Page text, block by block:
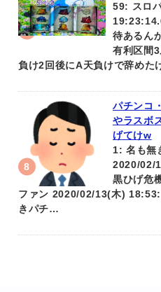
59: スロ
待あるん
有利区間
負け2回後にA天負けで辞めた
パチンコ
やラスボ
げてけw
1: 名も無
2020/02/
黒ひげ危
ファン 2020/02/13(木)
きパチ…